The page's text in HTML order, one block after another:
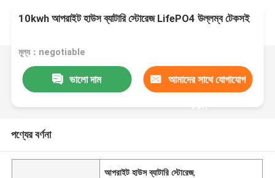
10kwh আপরাইট হাউস ব্যাটারি স্টোরেজ LifePO4 উল্লম্ব টেকসই
মূল্য：negotiable
ভালো দাম আমাদের সাথে যোগাযোগ
করুন
পণ্যের বর্ণনা
আপরাইট হাউস ব্যাটারি স্টোরেজ,